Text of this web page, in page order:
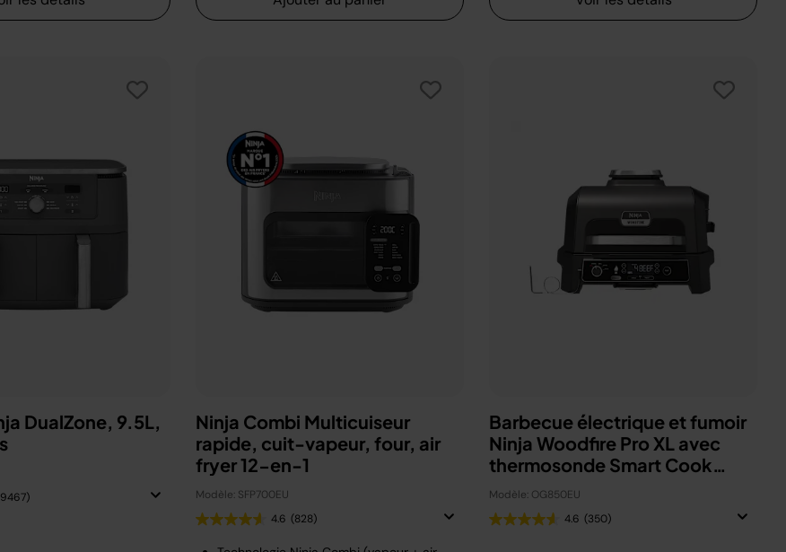
DualZone, 9.5L,
Ninja Combi Multicuiseur
rapide, cuit-vapeur, four, air
fryer 12-en-1
Modèle: SFP700EU
4.6 (828)
Barbecue électrique et fumoir
Ninja Woodfire Pro XL avec
thermosonde Smart Cook
OG850EU
Modèle: OG850EU
4.6 (350)